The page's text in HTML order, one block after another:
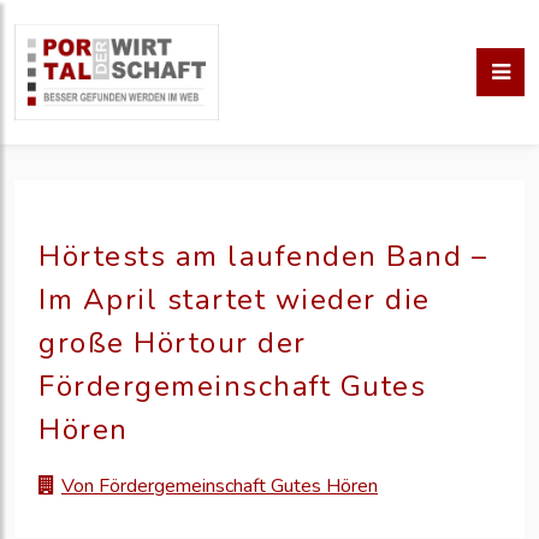
​Hörtests am laufenden Band –
Im April startet wieder die
große Hörtour der
Fördergemeinschaft Gutes
Hören
Von Fördergemeinschaft Gutes Hören